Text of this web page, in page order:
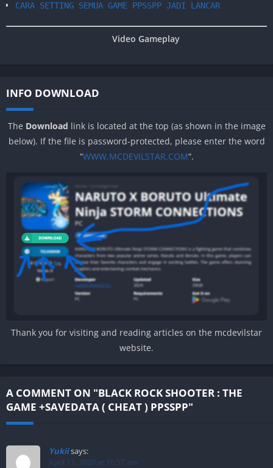
CARA SETTING SEMUA GAME PPSSPP JADI LANCAR
Video Gameplay
INFO DOWNLOAD
The Download link is located at the top (as shown in the image
below). If the file is password-protected, please enter the word
“WWW.MCDEVILSTAR.COM“.
Thank you for visiting and reading articles on the mcdevilstar
website.
A COMMENT ON "BLACK ROCK SHOOTER : THE
GAME +SAVEDATA ( CHEAT ) PPSSPP"
Yukiisays:
April 13, 2020 at 10:57 am